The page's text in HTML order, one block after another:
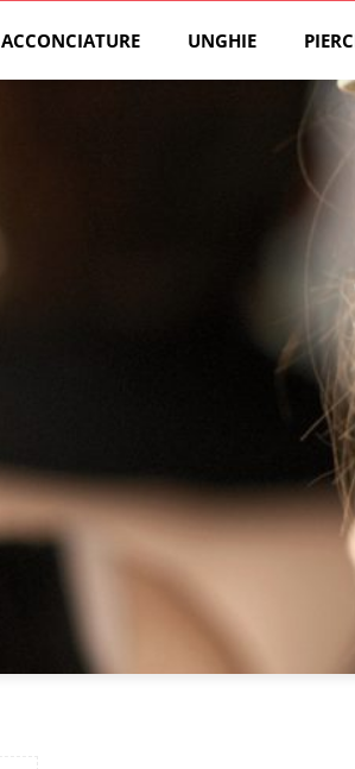
ACCONCIATURE UNGHIE